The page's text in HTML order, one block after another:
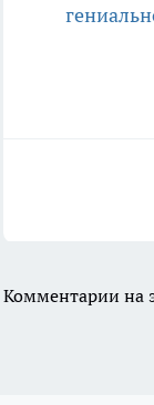
Комментарии на